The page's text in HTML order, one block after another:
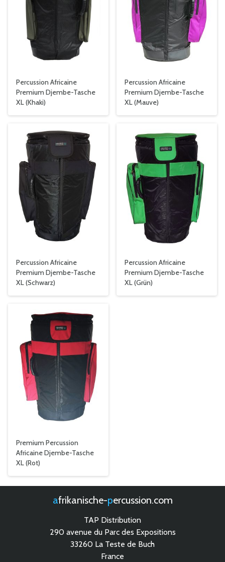
Percussion Africaine
Premium Djembe-Tasche
XL (Khaki)
Percussion Africaine
Premium Djembe-Tasche
XL (Mauve)
Percussion Africaine
Premium Djembe-Tasche
XL (Schwarz)
Percussion Africaine
Premium Djembe-Tasche
XL (Grün)
Premium Percussion
Africaine Djembe-Tasche
XL (Rot)
afrikanische- percussion.com
TAP Distribution
290 avenue du Parc des Expositions
33260 La Teste de Buch
France